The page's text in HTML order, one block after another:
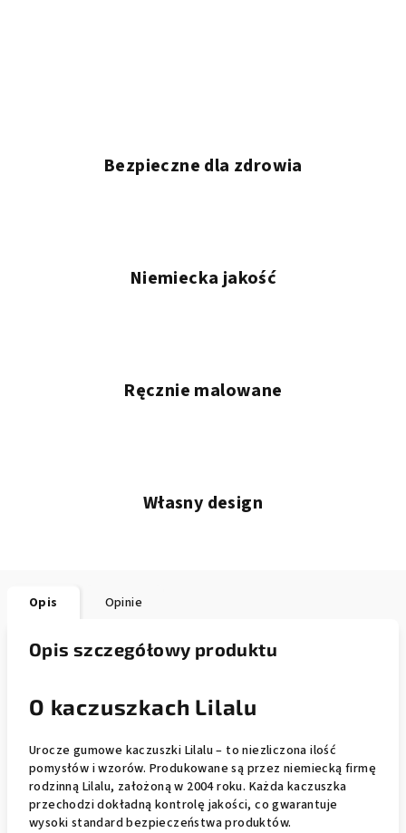
Bezpieczne dla zdrowia
Niemiecka jakość
Ręcznie malowane
Własny design
Opis Opinie
Opis szczegółowy produktu
O kaczuszkach Lilalu
Urocze gumowe kaczuszki Lilalu – to niezliczona ilość
pomysłów i wzorów. Produkowane są przez niemiecką firmę
rodzinną Lilalu, założoną w 2004 roku. Każda kaczuszka
przechodzi dokładną kontrolę jakości, co gwarantuje
wysoki standard bezpieczeństwa produktów.